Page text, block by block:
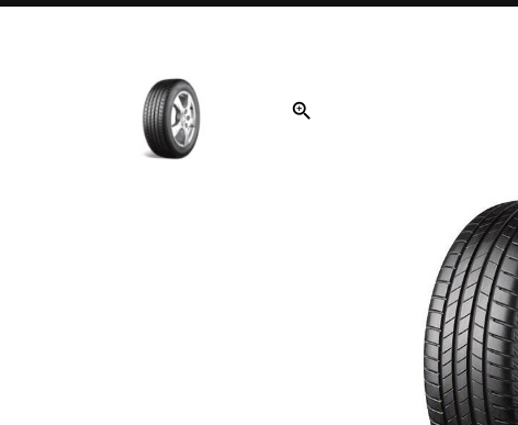
zoom_in